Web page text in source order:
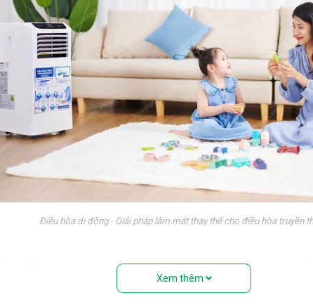
Điều hòa di động - Giải pháp làm mát thay thế cho điều hòa truyền
từ điều hòa treo tường truyền thống. Nếu nhìn từ bên ngoài,
hiệu” với đầy đủ các bộ phận: Dàn nóng, dàn lạnh, máy nén,
Xem thêm